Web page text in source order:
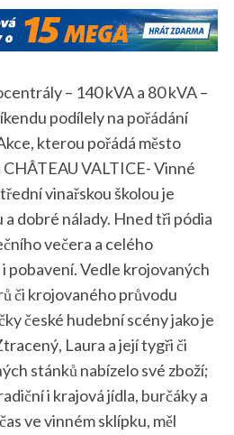
– 140 kVA a 80 kVA –
podílely na pořádání
kterou pořádá město
VALTICE- Vinné
vinařskou školou je
dobré nálady. Hned tři pódia
večera a celého
pobavení. Vedle krojovaných
či krojovaného průvodu
české hudební scény jako je
Laura a její tygři či
stánků nabízelo své zboží;
i krajová jídla, burčáky a
ve vinném sklípku, měl